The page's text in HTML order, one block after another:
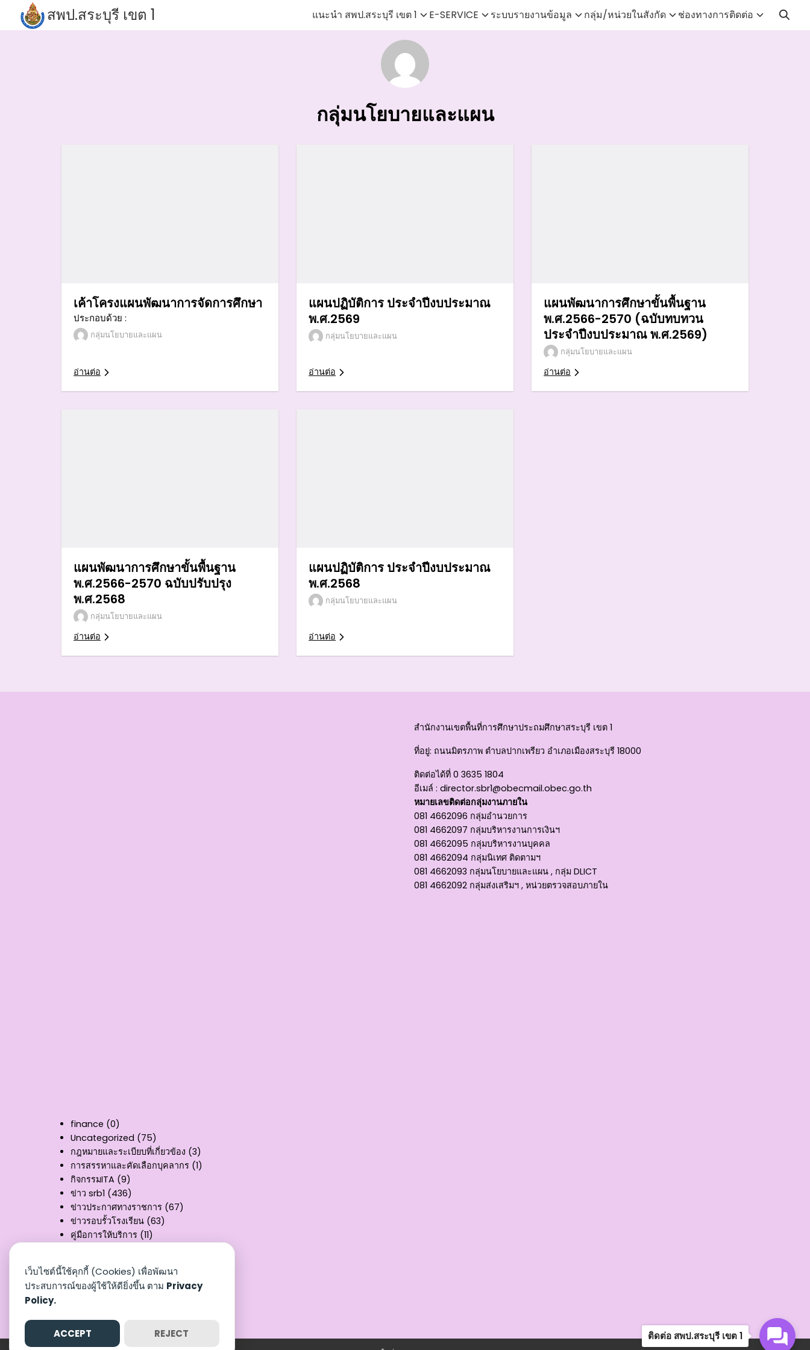
สพป.สระบุรี เขต 1 แนะนำ สพป.สระบุรี เขต 1 E-SERVICE ระบบรายงานข้อมูล กลุ่ม/หน่วยในสังกัด
ช่องทางการติดต่อ
กลุ่มนโยบายและแผน
เค้าโครงแผนพัฒนาการจัดการศึกษา
ประกอบด้วย :
กลุ่มนโยบายและแผน
อ่านต่อ
แผนปฏิบัติการ ประจำปีงบประมาณ
พ.ศ.2569
กลุ่มนโยบายและแผน
อ่านต่อ
แผนพัฒนาการศึกษาขั้นพื้นฐาน
พ.ศ.2566-2570 (ฉบับทบทวน
ประจำปีงบประมาณ พ.ศ.2569)
กลุ่มนโยบายและแผน
อ่านต่อ
แผนพัฒนาการศึกษาขั้นพื้นฐาน
พ.ศ.2566-2570 ฉบับปรับปรุง
พ.ศ.2568
กลุ่มนโยบายและแผน
อ่านต่อ
แผนปฏิบัติการ ประจำปีงบประมาณ
พ.ศ.2568
กลุ่มนโยบายและแผน
อ่านต่อ
สำนักงานเขตพื้นที่การศึกษาประถมศึกษาสระบุรี เขต 1
ที่อยู่: ถนนมิตรภาพ ตำบลปากเพรียว อำเภอเมืองสระบุรี 18000
ติดต่อได้ที่ 0 3635 1804
อีเมล์ : director.sbr1@obecmail.obec.go.th
หมายเลขติดต่อกลุ่มงานภายใน
081 4662096 กลุ่มอำนวยการ
081 4662097 กลุ่มบริหารงานการเงินฯ
081 4662095 กลุ่มบริหารงานบุคคล
081 4662094 กลุ่มนิเทศ ติดตามฯ
081 4662093 กลุ่มนโยบายและแผน , กลุ่ม DLICT
081 4662092 กลุ่มส่งเสริมฯ , หน่วยตรวจสอบภายใน
finance (0)
Uncategorized (75)
กฎหมายและระเบียบที่เกี่ยวข้อง (3)
การสรรหาและคัดเลือกบุคลากร (1)
กิจกรรมITA (9)
ข่าว srb1 (436)
ข่าวประกาศทางราชการ (67)
ข่าวรอบรั้วโรงเรียน (63)
คู่มือการให้บริการ (11)
รายงานงบทดลอง
(32)
สรุปผลการเบิกจ่าย(8)
หนังสือราชการ(3)
แบบฟอร์ม(9)
ติดต่อ สพป.สระบุรี เขต 1
เว็บไซต์นี้ใช้คุกกี้ (Cookies) เพื่อพัฒนา
ประสบการณ์ของผู้ใช้ให้ดียิ่งขึ้น ตาม Privacy
Policy.
ACCEPT REJECT